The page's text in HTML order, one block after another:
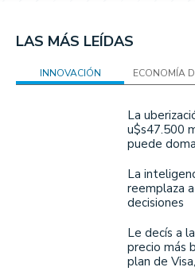
LAS MÁS LEÍDAS
INNOVACIÓN ECONOMÍA
La
u$s47.500
puede
La
reemplaza
decisiones
Le decís a
precio más
plan de